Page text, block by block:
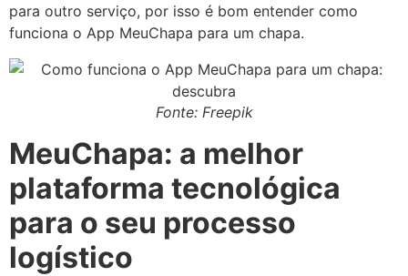
para outro serviço, por isso é bom entender como
funciona o App MeuChapa para um chapa.
Fonte: Freepik
MeuChapa: a melhor
plataforma tecnológica
para o seu processo
logístico